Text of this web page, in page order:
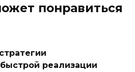
понравиться
реализации